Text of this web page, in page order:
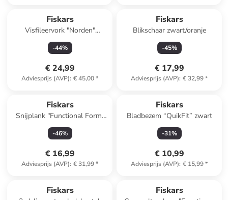
Fiskars
Visfileervork "Norden"
bruin/zilverkleurig - (L)21,1 cm
-44%
€ 24,99
Adviesprijs (AVP): € 45,00*
Fiskars
Blikschaar zwart/oranje
-45%
€ 17,99
Adviesprijs (AVP): € 32,99*
Fiskars
Snijplank "Functional Form"
lichtbruin - (B)25 x (H)35 cm
-46%
€ 16,99
Adviesprijs (AVP): € 31,99*
Fiskars
Bladbezem “QuikFit” zwart
-31%
€ 10,99
Adviesprijs (AVP): € 15,99*
Fiskars Fiskars